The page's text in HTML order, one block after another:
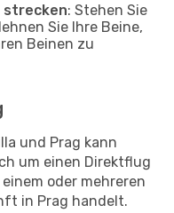
strecken: Stehen Sie
Sie Ihre Beine,
Beinen zu
und Prag kann
um einen Direktflug
oder mehreren
in Prag handelt.